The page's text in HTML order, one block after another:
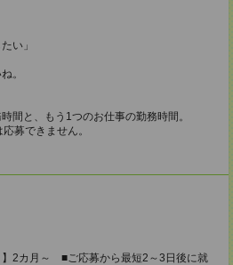
い」
。
間と、もう1つのお仕事の勤務時間。
募できません。
】2カ月～ ■ご応募から最短2～3日後に就